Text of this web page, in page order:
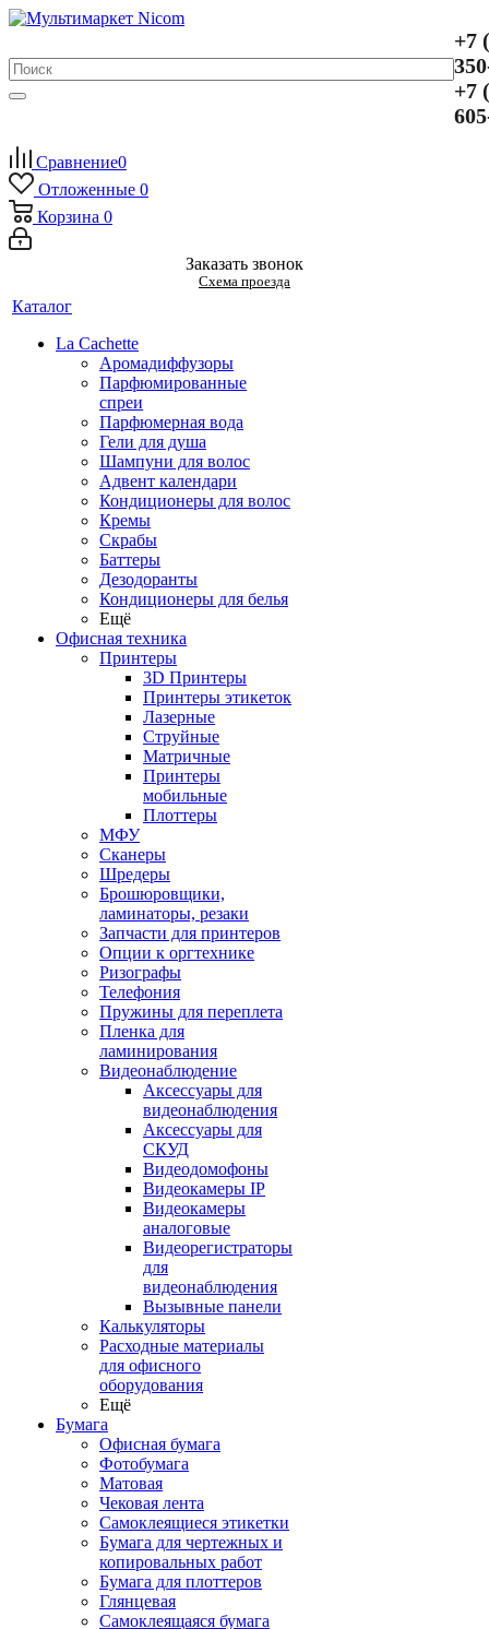
+7
+7
Сравнение0
Отложенные 0
Корзина 0
Заказать звонок
Схема проезда
Каталог
La Cachette
Аромадиффузоры
Парфюмированные
спреи
Парфюмерная вода
Гели для душа
Шампуни для волос
Адвент календари
Кондиционеры для волос
Кремы
Скрабы
Баттеры
Дезодоранты
Кондиционеры для белья
Ещё
Офисная техника
Принтеры
3D Принтеры
Принтеры этикеток
Лазерные
Струйные
Матричные
Принтеры
мобильные
Плоттеры
МФУ
Сканеры
Шредеры
Брошюровщики,
ламинаторы, резаки
Запчасти для принтеров
Опции к оргтехнике
Ризографы
Телефония
Пружины для переплета
Пленка для
ламинирования
Видеонаблюдение
Аксессуары для
видеонаблюдения
Аксессуары для
СКУД
Видеодомофоны
Видеокамеры IP
Видеокамеры
аналоговые
Видеорегистраторы
для
видеонаблюдения
Вызывные панели
Калькуляторы
Расходные материалы
для офисного
оборудования
Ещё
Бумага
Офисная бумага
Фотобумага
Матовая
Чековая лента
Самоклеящиеся этикетки
Бумага для чертежных и
копировальных работ
Бумага для плоттеров
Глянцевая
Самоклеящаяся бумага